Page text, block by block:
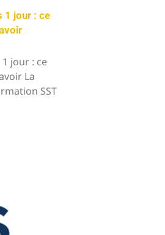
1 jour : ce
jour : ce
La
SST